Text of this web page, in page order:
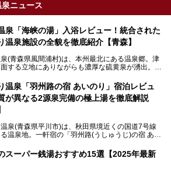
ニュース
泉「海峡の湯」入浴レビュー！統合された
温泉施設の全貌を徹底紹介【青森】
(青森県風間浦村)は、本州最北にある温泉郷。津
する立地にありながらも濃厚な硫黄泉が湧出。良
訪れる温泉地です。
」は、以前あった2つの共同浴場を統合し、2020
オープンした日帰り入浴施設。かつて別々の共同
用された2つの源泉を楽しめる点が魅力です。また
や食事処も併設し、地元常連客のみならず観光客
やすい施設へ変貌しました。
は実際に海峡の湯へ訪問・入浴し、その魅力を徹
す！
温泉「羽州路の宿 あいのり」宿泊レビュ
が異なる2源泉完備の極上湯を徹底解説
泉(青森県平川市)は、秋田県境近くの国道7号線
温泉地。一軒宿の「羽州路(うしゅうじ)の宿 あい
)と無色透明の単純温泉という2種類の源泉を使用
れも源泉100％かけ流しで提供している点でしょ
スーパー銭湯おすすめ15選【2025年最新